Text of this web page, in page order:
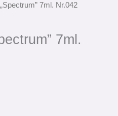
7ml. Nr.042
7ml.